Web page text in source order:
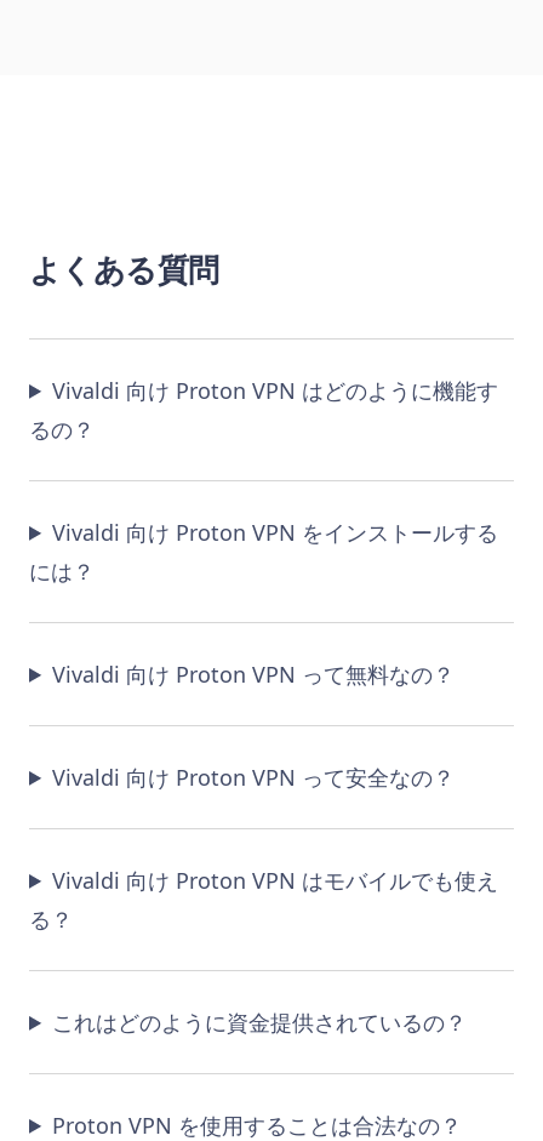
よくある質問
Vivaldi 向け Proton VPN はどのように機能す
るの？
Vivaldi 向け Proton VPN をインストールする
には？
Vivaldi 向け Proton VPN って無料なの？
Vivaldi 向け Proton VPN って安全なの？
Vivaldi 向け Proton VPN はモバイルでも使え
る？
これはどのように資金提供されているの？
Proton VPN を使用することは合法なの？